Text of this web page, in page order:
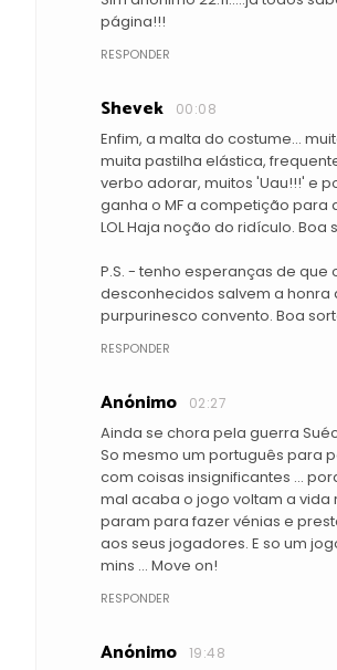
página!!!
RESPONDER
Shevek 00:08
Enfim, a malta do costume...
muita pastilha elástica,
verbo adorar, muitos 'Uau!!!' e
ganha o MF a competição para
LOL Haja noção do ridículo. Boa
P.S. - tenho esperanças de que
desconhecidos salvem a honra
purpurinesco convento. Boa
RESPONDER
Anónimo 02:27
Ainda se chora pela guerra
So mesmo um português para
com coisas insignificantes ...
mal acaba o jogo voltam a vida
param para fazer vénias e
aos seus jogadores. E so um
mins ... Move on!
RESPONDER
Anónimo 19:48